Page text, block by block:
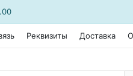
Реквизиты Доставка